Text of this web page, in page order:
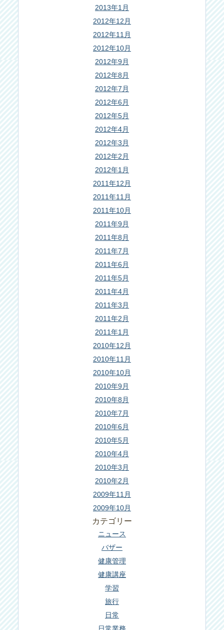
2013年1月
2012年12月
2012年11月
2012年10月
2012年9月
2012年8月
2012年7月
2012年6月
2012年5月
2012年4月
2012年3月
2012年2月
2012年1月
2011年12月
2011年11月
2011年10月
2011年9月
2011年8月
2011年7月
2011年6月
2011年5月
2011年4月
2011年3月
2011年2月
2011年1月
2010年12月
2010年11月
2010年10月
2010年9月
2010年8月
2010年7月
2010年6月
2010年5月
2010年4月
2010年3月
2010年2月
2009年11月
2009年10月
カテゴリー
ニュース
バザー
健康管理
健康講座
学習
旅行
日常